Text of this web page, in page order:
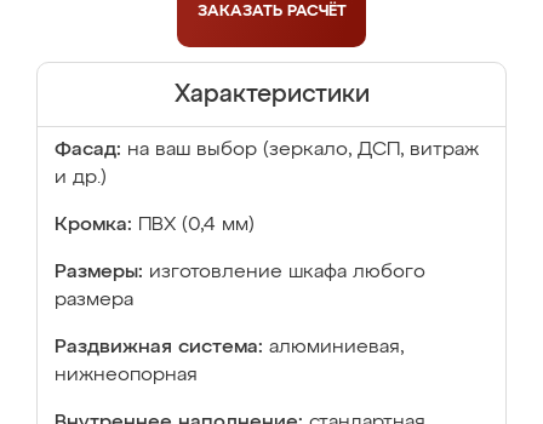
ЗАКАЗАТЬ РАСЧЁТ
Характеристики
Фасад: на ваш выбор (зеркало, ДСП, витраж
и др.)
Кромка: ПВХ (0,4 мм)
Размеры: изготовление шкафа любого
размера
Раздвижная система: алюминиевая,
нижнеопорная